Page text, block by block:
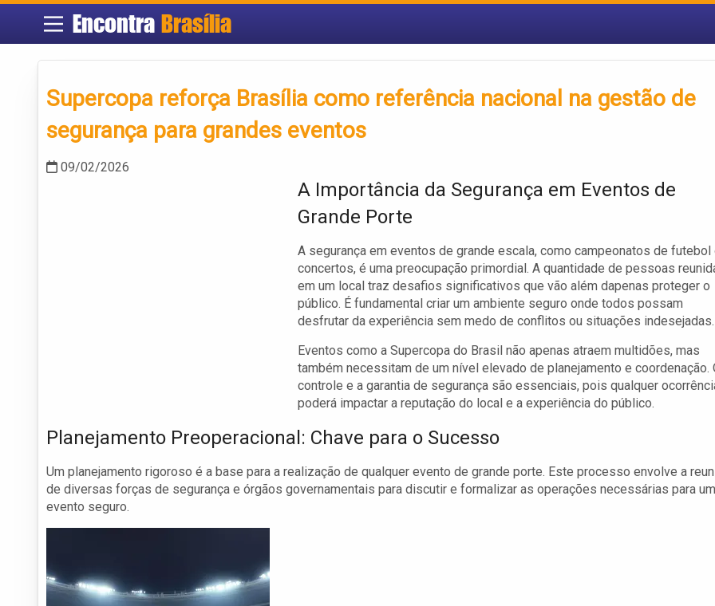
Encontra Brasília
Supercopa reforça Brasília como referência nacional na gestão de
segurança para grandes eventos
09/02/2026
A Importância da Segurança em Eventos de
Grande Porte
A segurança em eventos de grande escala, como campeonatos de futebol
concertos, é uma preocupação primordial. A quantidade de pessoas
em um local traz desafios significativos que vão além dapenas proteger o
público. É fundamental criar um ambiente seguro onde todos possam
desfrutar da experiência sem medo de conflitos ou situações indesejadas.
Eventos como a Supercopa do Brasil não apenas atraem multidões, mas
também necessitam de um nível elevado de planejamento e coordenação.
controle e a garantia de segurança são essenciais, pois qualquer
poderá impactar a reputação do local e a experiência do público.
Planejamento Preoperacional: Chave para o Sucesso
Um planejamento rigoroso é a base para a realização de qualquer evento de grande porte. Este processo envolve a
de diversas forças de segurança e órgãos governamentais para discutir e formalizar as operações necessárias para um
evento seguro.